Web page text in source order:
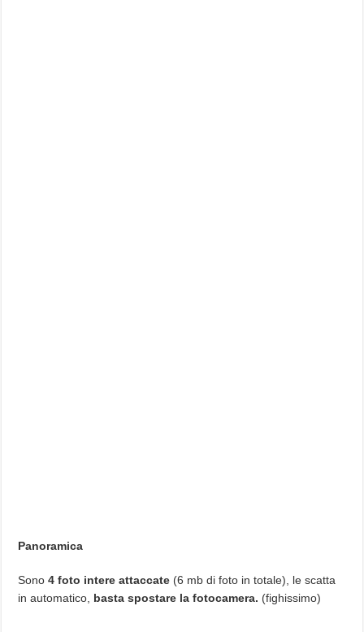
Panoramica
Sono4 foto intere attaccate (6 mb di foto in totale), le scatta
in automatico, basta spostare la fotocamera. (fighissimo)